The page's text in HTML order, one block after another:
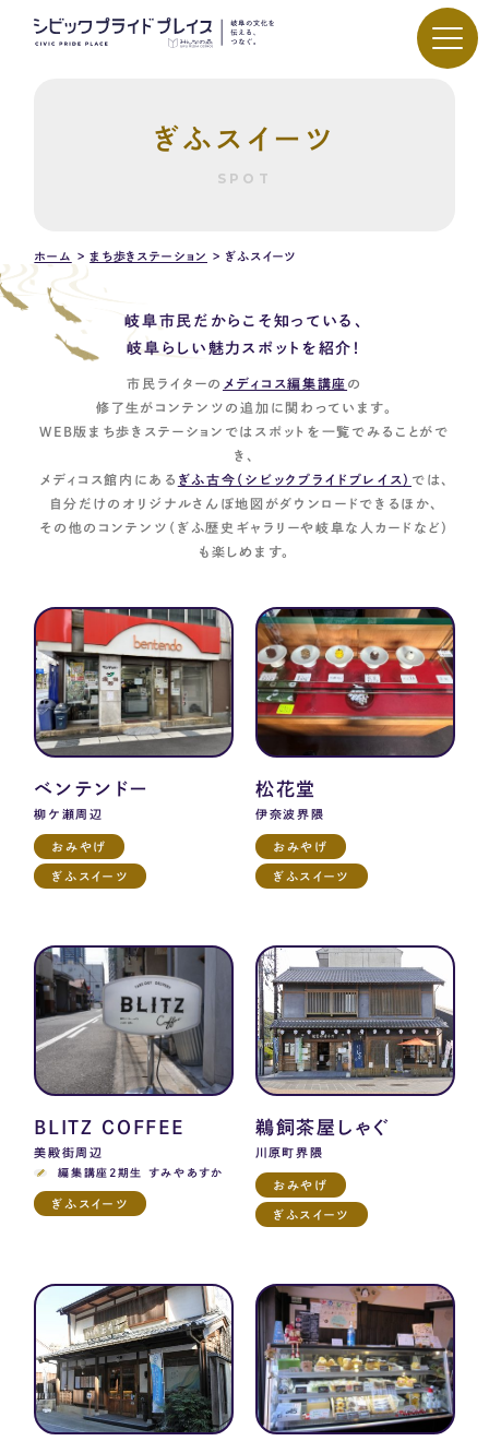
ぎふスイーツ
SPOT
ホーム >まち歩きステーション > ぎふスイーツ
岐阜市民だからこそ知っている、
岐阜らしい魅力スポットを紹介！
市民ライターの メディコス編集講座 の
修了生がコンテンツの追加に関わっています。
WEB版まち歩きステーションではスポットを一覧でみることがで
き、
メディコス館内にある ぎふ古今（シビックプライドプレイス） では、
自分だけのオリジナルさんぽ地図がダウンロードできるほか、
その他のコンテンツ（ぎふ歴史ギャラリーや岐阜な人カードなど）
も楽しめます。
ベンテンドー
柳ケ瀬周辺
おみやげ
ぎふスイーツ
松花堂
伊奈波界隈
おみやげ
ぎふスイーツ
BLITZ COFFEE
美殿街周辺
編集講座2期生 すみやあすか
ぎふスイーツ
鵜飼茶屋しゃぐ
川原町界隈
おみやげ
ぎふスイーツ